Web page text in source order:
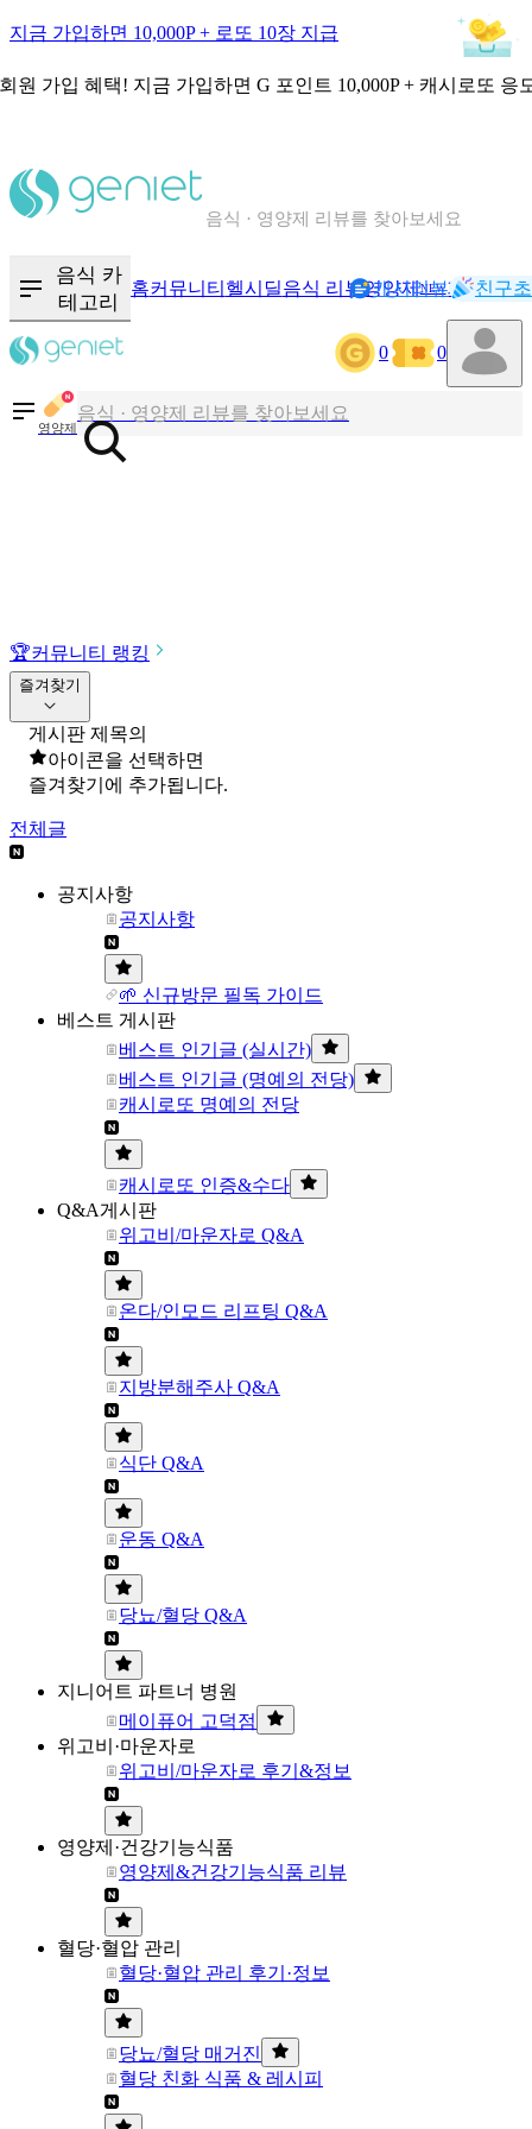
지금 가입하면 10,000P + 로또 10장 지급
원 가입 혜택! 지금 가입하면 G 포인트 10,000P + 캐시로또 응
음식 · 영양제 리뷰를 찾아보세요
음식 카
테고리
홈커뮤니티 헬시딜음식 리뷰영양제NEW기록
캐시리뷰 친구
0 0
영양제
칼로리와 영양성분을 검색해보세요
혈당 · 다이어트 음식 검색해보세요
음식 · 영양제 리뷰를 찾아보세요
🏆커뮤니티 랭킹
즐겨찾기
게시판 제목의
아이콘을 선택하면
즐겨찾기에 추가됩니다.
전체글
공지사항
공지사항
🌱 신규방문 필독 가이드
베스트 게시판
베스트 인기글 (실시간)
베스트 인기글 (명예의 전당)
캐시로또 명예의 전당
캐시로또 인증&수다
Q&A게시판
위고비/마운자로 Q&A
온다/인모드 리프팅 Q&A
지방분해주사 Q&A
식단 Q&A
운동 Q&A
당뇨/혈당 Q&A
지니어트 파트너 병원
메이퓨어 고덕점
위고비·마운자로
위고비/마운자로 후기&정보
영양제·건강기능식품
영양제&건강기능식품 리뷰
혈당·혈압 관리
혈당·혈압 관리 후기·정보
당뇨/혈당 매거진
혈당 친화 식품 & 레시피